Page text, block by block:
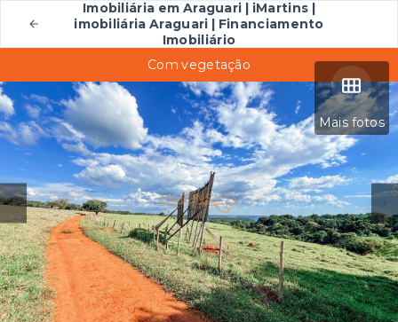
Imobiliária em Araguari | iMartins |
imobiliária Araguari | Financiamento
Imobiliário
Mais fotos
Com vegetação